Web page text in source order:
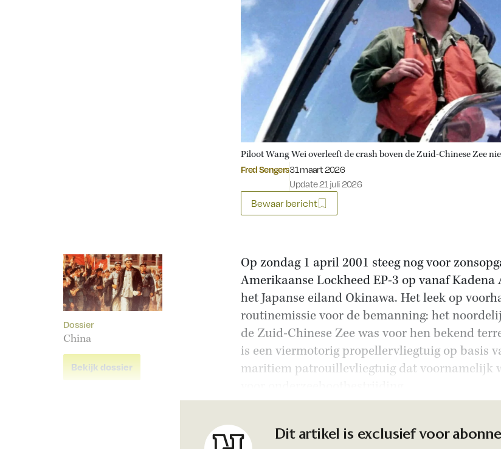
Piloot Wang Wei overleeft de crash boven de Zuid-Chinese Zee
Fred SengersGepubliceerd op:
31 maart 2026
Update 21 juli 2026
Bewaar bericht
Dossier
China
Bekijk dossier
Op zondag 1 april 2001 steeg nog voor
Amerikaanse Lockheed EP-3 op vanaf Kadena
het Japanse eiland Okinawa. Het leek op
routinemissie voor de bemanning: het
de Zuid-Chinese Zee was voor hen bekend
is een viermotorig propellervliegtuig op basis
maritiem patrouillevliegtuig dat voornamelijk
Dit artikel is exclusief voor